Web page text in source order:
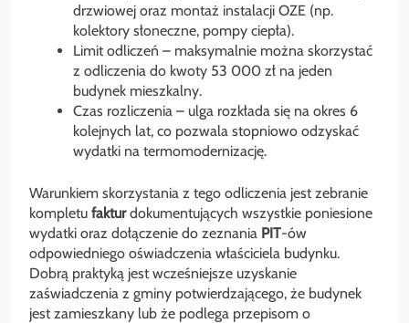
drzwiowej oraz montaż instalacji OZE (np.
kolektory słoneczne, pompy ciepła).
Limit odliczeń – maksymalnie można skorzystać
z odliczenia do kwoty 53 000 zł na jeden
budynek mieszkalny.
Czas rozliczenia – ulga rozkłada się na okres 6
kolejnych lat, co pozwala stopniowo odzyskać
wydatki na termomodernizację.
Warunkiem skorzystania z tego odliczenia jest zebranie
kompletu fakturdokumentujących wszystkie poniesione
wydatki oraz dołączenie do zeznania PIT-ów
odpowiedniego oświadczenia właściciela budynku.
Dobrą praktyką jest wcześniejsze uzyskanie
zaświadczenia z gminy potwierdzającego, że budynek
jest zamieszkany lub że podlega przepisom o